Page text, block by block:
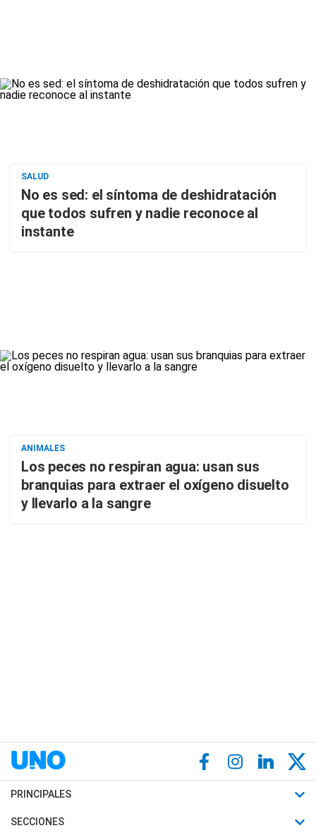
SALUD
No es sed: el síntoma de deshidratación
que todos sufren y nadie reconoce al
instante
ANIMALES
Los peces no respiran agua: usan sus
branquias para extraer el oxígeno disuelto
y llevarlo a la sangre
PRINCIPALES
Últimas Noticias
SECCIONES